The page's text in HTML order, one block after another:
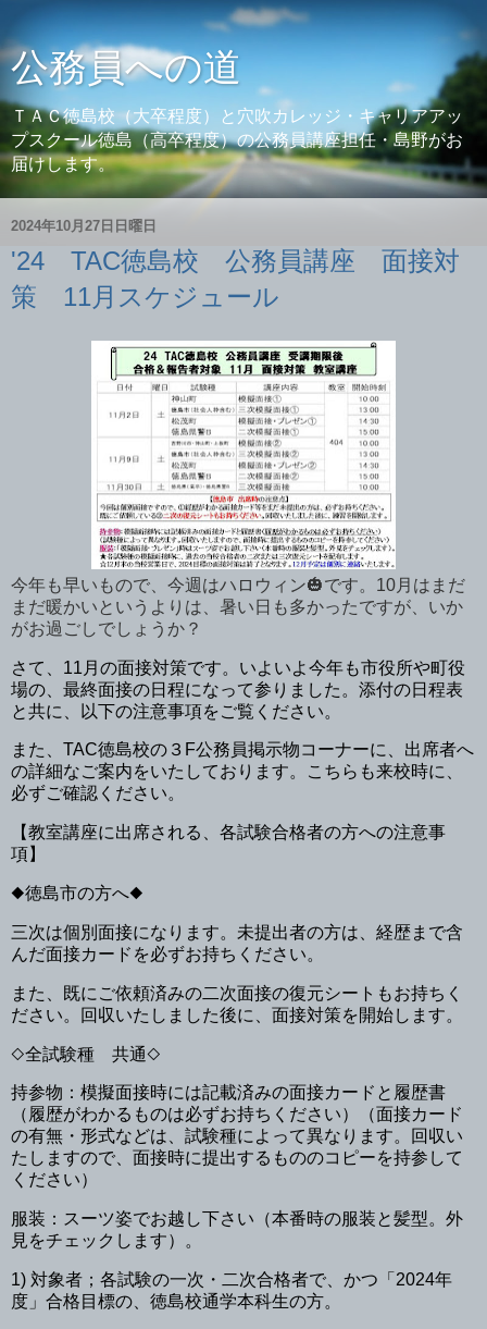
公務員への道
ＴＡＣ徳島校（大卒程度）と穴吹カレッジ・キャリアアッ
プスクール徳島（高卒程度）の公務員講座担任・島野がお
届けします。
2024年10月27日日曜日
'24 TAC徳島校 公務員講座 面接対
策 11月スケジュール
今年も早いもので、今週はハロウィン🎃です。10月はまだ
まだ暖かいというよりは、暑い日も多かったですが、いか
がお過ごしでしょうか？
さて、11月の面接対策です。いよいよ今年も市役所や町役
場の、最終面接の日程になって参りました。添付の日程表
と共に、以下の注意事項をご覧ください。
また、TAC徳島校の３F公務員掲示物コーナーに、出席者へ
の詳細なご案内をいたしております。こちらも来校時に、
必ずご確認ください。
【教室講座に出席される、各試験合格者の方への注意事
項】
◆徳島市の方へ◆
三次は個別面接になります。未提出者の方は、経歴まで含
んだ面接カードを必ずお持ちください。
また、既にご依頼済みの二次面接の復元シートもお持ちく
ださい。回収いたしました後に、面接対策を開始します。
◇全試験種 共通◇
持参物：模擬面接時には記載済みの面接カードと履歴書
（履歴がわかるものは必ずお持ちください）
（面接カード
の有無・形式などは、試験種によって異なります。回収い
たしますので、面接時に提出するもののコピーを持参して
ください）
服装：スーツ姿でお越し下さい（本番時の服装と髪型。外
見をチェックします）。
1) 対象者；各試験の一次・二次合格者で、かつ「2024年
度」合格目標の、徳島校通学本科生の方。